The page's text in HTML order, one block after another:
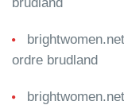
ordre brudland